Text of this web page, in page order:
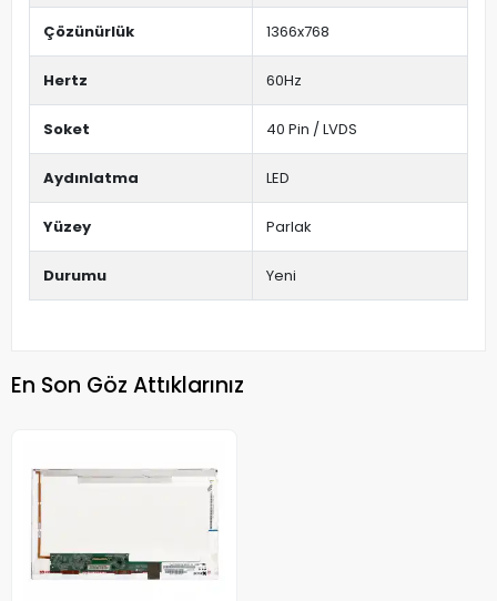
Çözünürlük 1366x768
Hertz 60Hz
Soket 40 Pin / LVDS
Aydınlatma LED
Yüzey Parlak
Durumu Yeni
En Son Göz Attıklarınız